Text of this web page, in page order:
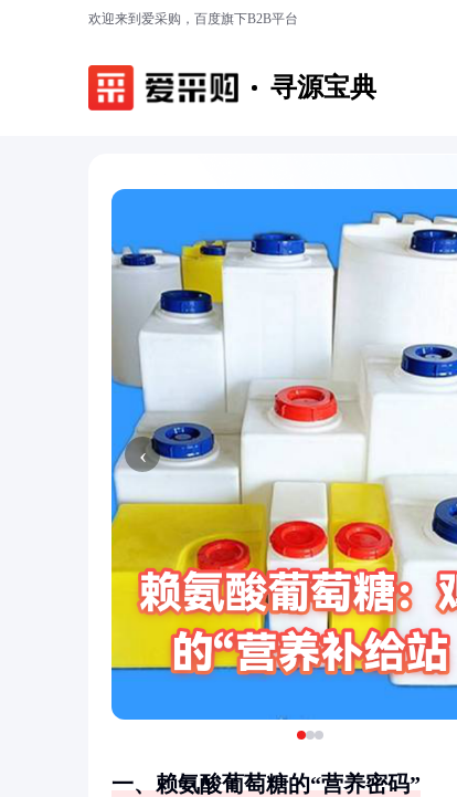
欢迎来到爱采购，百度旗下B2B平台
寻源宝典
‹
一、赖氨酸葡萄糖的“营养密码”